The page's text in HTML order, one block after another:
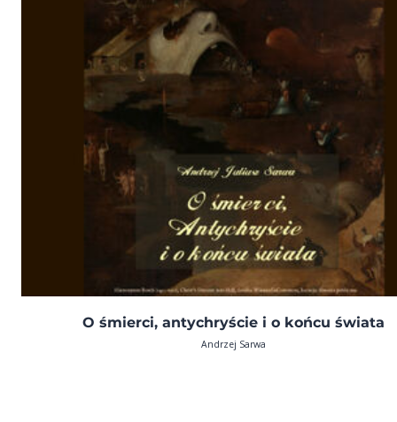
O śmierci, antychryście i o końcu świata
Andrzej Sarwa